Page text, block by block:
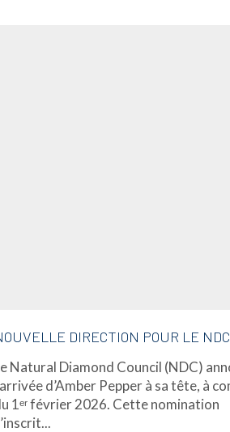
DIRECTION POUR LE NDC
Natural Diamond Council (NDC)
d’Amber Pepper à sa tête, à
1ᵉʳ février 2026. Cette nomination